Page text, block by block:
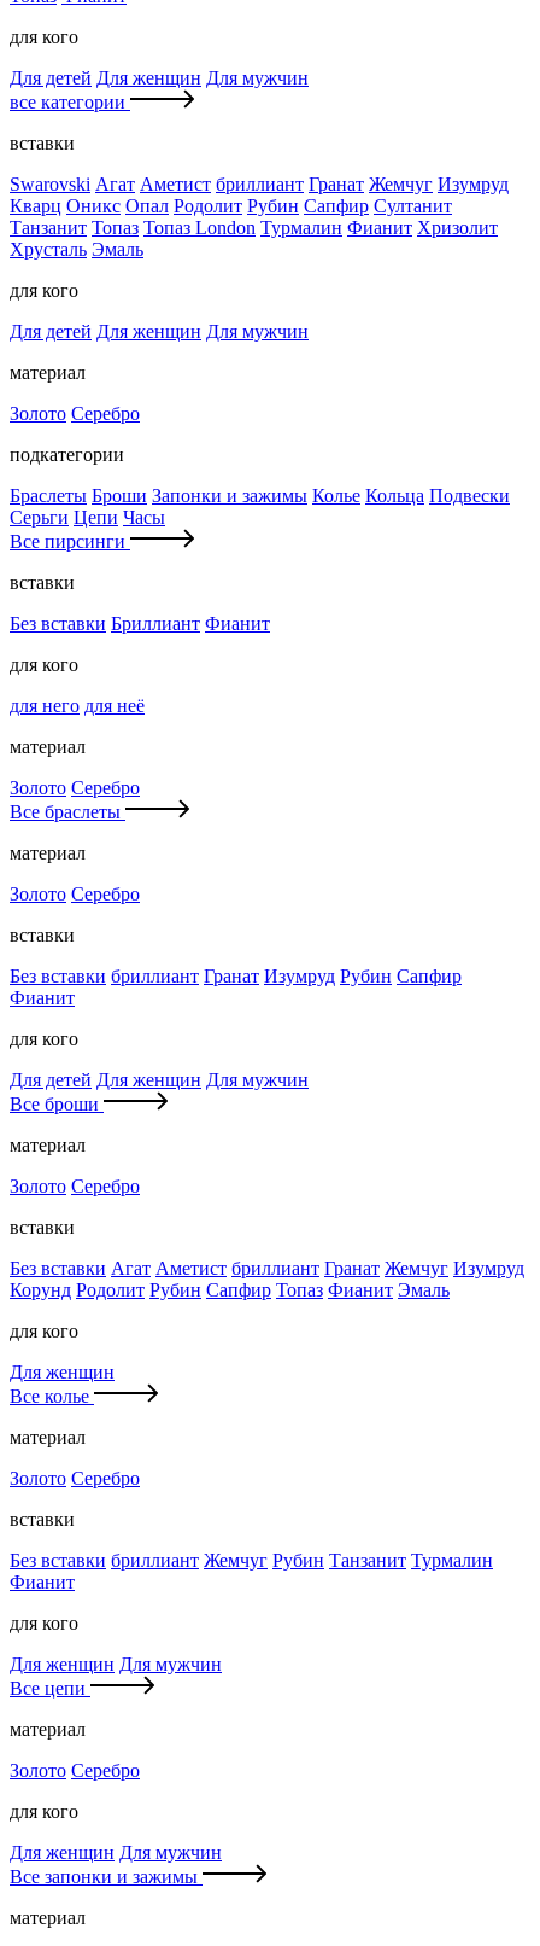
для кого
Для детей Для женщин Для мужчин
все категории
вставки
Swarovski Агат Аметист бриллиант Гранат Жемчуг Изумруд
Кварц Оникс Опал Родолит Рубин Сапфир Султанит
Танзанит Топаз Топаз London Турмалин Фианит Хризолит
Хрусталь Эмаль
для кого
Для детей Для женщин Для мужчин
материал
Золото Серебро
подкатегории
Браслеты Броши Запонки и зажимы Колье Кольца Подвески
Серьги Цепи Часы
Все пирсинги
вставки
Без вставки Бриллиант Фианит
для кого
для него для неё
материал
Золото Серебро
Все браслеты
материал
Золото Серебро
вставки
Без вставки бриллиант Гранат Изумруд Рубин Сапфир
Фианит
для кого
Для детей Для женщин Для мужчин
Все броши
материал
Золото Серебро
вставки
Без вставки Агат Аметист бриллиант Гранат Жемчуг Изумруд
Корунд Родолит Рубин Сапфир Топаз Фианит Эмаль
для кого
Для женщин
Все колье
материал
Золото Серебро
вставки
Без вставки бриллиант Жемчуг Рубин Танзанит Турмалин
Фианит
для кого
Для женщин Для мужчин
Все цепи
материал
Золото Серебро
для кого
Для женщин Для мужчин
Все запонки и зажимы
материал